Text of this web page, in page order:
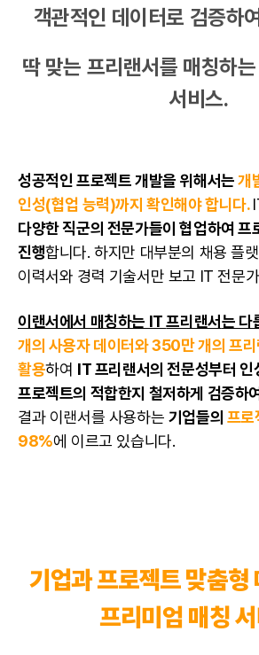
객관적인 데이터로 검증하
딱 맞는 프리랜서를 매칭하
서비스.
성공적인 프로젝트 개발을 위해서는개
인성(협업 능력)까지 확인해야 합니다.
다양한 직군의 전문가들이협업하여 프
진행합니다. 하지만 대부분의 채용 플
이력서와 경력 기술서 만 보고 IT 전문
이랜서에서 매칭하는 IT프리랜서는 다
개의 사용자 데이터와 350만 개의 프
활용하여 IT프리랜서의 전문성부터 인
프로젝트의 적합한지 철저하게 검증하
결과 이랜서를 사용하는 기업들의 프로
98%에 이르고 있습니다.
기업과 프로젝트 맞춤형
프리미엄 매칭